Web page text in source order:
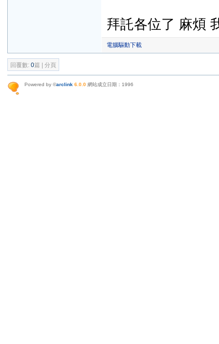
拜託各位了 麻煩
電腦驅動下載
回覆數: 0篇 | 分頁
Powered by ©arclink 6.0.0 網站成立日期：1996